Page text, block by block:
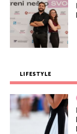
LIFESTYLE